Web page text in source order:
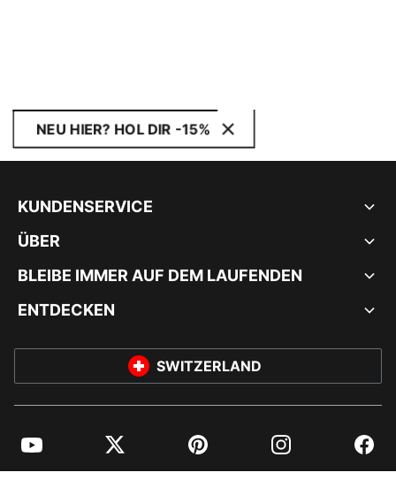
NEU HIER? HOL DIR -15%
KUNDENSERVICE
ÜBER
BLEIBE IMMER AUF DEM LAUFENDEN
ENTDECKEN
SWITZERLAND
YouTube Twitter Pinterest Instagram